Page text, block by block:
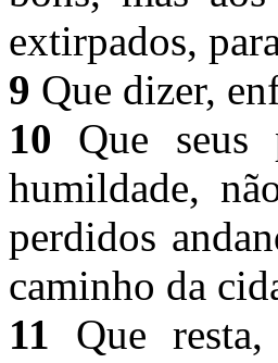
extirpados,
9 Que dizer,
10 Que seus
humildade,
perdidos
caminho da
11 Que